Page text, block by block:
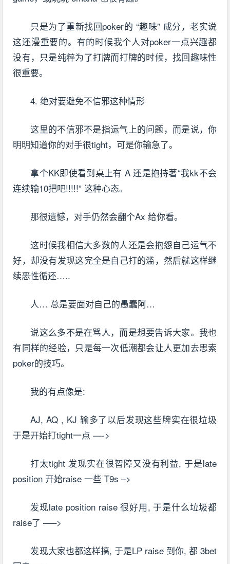
只是为了重新找回poker的 “趣味” 成分，老实说
这还漫重要的。有的时候我个人对poker一点兴趣都
没有，只是纯粹为了打牌而打牌的时候，找回趣味性
很重要。
4. 绝对要避免不信邪这种情形
这里的不信邪不是指运气上的问题，而是说，你
明明知道你的对手很tight，可是你输急了。
拿个KK即使看到桌上有 A 还是抱持著“我kk不会
连续输10把吧!!!!!” 这种心态。
那很遗憾，对手仍然会翻个Ax 给你看。
这时候我相信大多数的人还是会抱怨自己运气不
好，却没有发现这完全是自己打的滥，然后就这样继
续恶性循还…..
人… 总是要面对自己的愚蠢阿…
说这么多不是在骂人，而是想要告诉大家。我也
有同样的经验，只是每一次低潮都会让人更加去思索
poker的技巧。
我的有点像是:
AJ, AQ , KJ 输多了以后发现这些牌实在很垃圾
于是开始打tight一点 —->
打太tight 发现实在很智障又没有利益, 于是late
position 开始raise 一些 T9s –>
发现late position raise 很好用, 于是什么垃圾都
raise了 —–>
发现大家也都这样搞, 于是LP raise 到你, 都 3bet